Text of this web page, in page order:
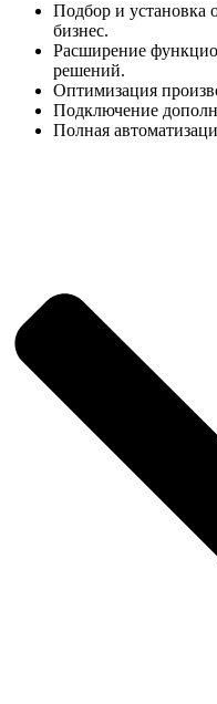
Подбор и установка
бизнес.
Расширение
решений.
Оптимизация
Подключение
Полная